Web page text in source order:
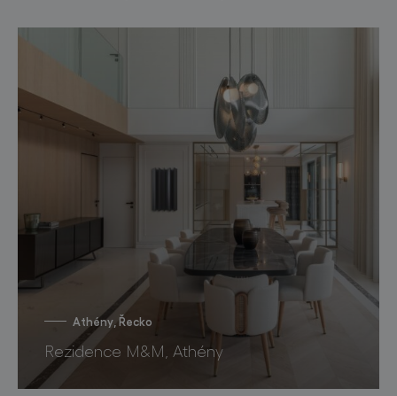
Athény, Řecko
Rezidence M&M, Athény